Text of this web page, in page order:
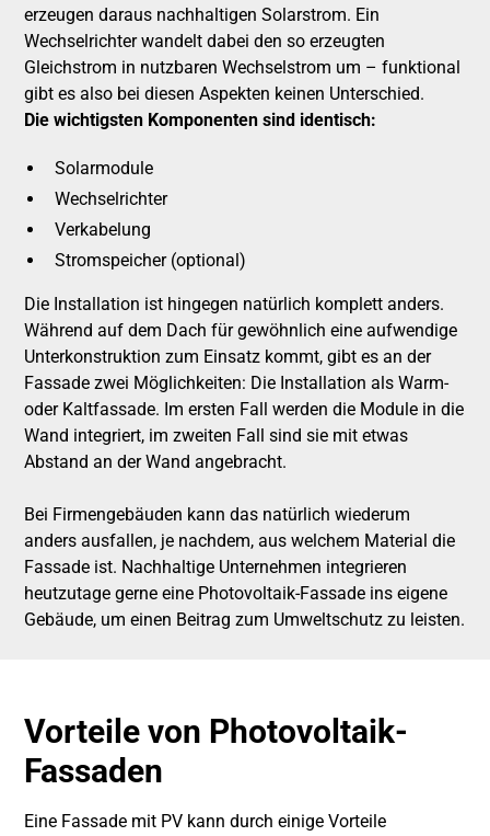
erzeugen daraus nachhaltigen Solarstrom. Ein
Wechselrichter wandelt dabei den so erzeugten
Gleichstrom in nutzbaren Wechselstrom um – funktional
gibt es also bei diesen Aspekten keinen Unterschied.
Die wichtigsten Komponenten sind identisch:
Solarmodule
Wechselrichter
Verkabelung
Stromspeicher (optional)
Die Installation ist hingegen natürlich komplett anders.
Während auf dem Dach für gewöhnlich eine aufwendige
Unterkonstruktion zum Einsatz kommt, gibt es an der
Fassade zwei Möglichkeiten: Die Installation als Warm-
oder Kaltfassade. Im ersten Fall werden die Module in die
Wand integriert, im zweiten Fall sind sie mit etwas
Abstand an der Wand angebracht.
Bei Firmengebäuden kann das natürlich wiederum
anders ausfallen, je nachdem, aus welchem Material die
Fassade ist. Nachhaltige Unternehmen integrieren
heutzutage gerne eine Photovoltaik-Fassade ins eigene
Gebäude, um einen Beitrag zum Umweltschutz zu leisten.
Vorteile von Photovoltaik-
Fassaden
Eine Fassade mit PV kann durch einige Vorteile